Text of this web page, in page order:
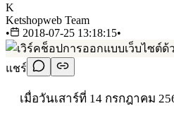
K
Ketshopweb Team
•
2018-07-25 13:18:15•
แชร์
เมื่อวันเสาร์ที่ 14 กรกฎาคม